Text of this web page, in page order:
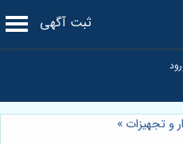
ثبت آگهی
و تجهیزات »